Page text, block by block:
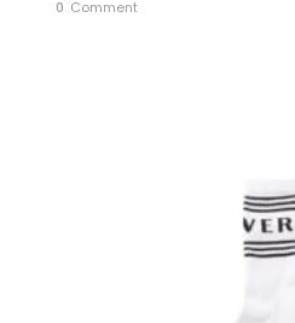
0 Comment